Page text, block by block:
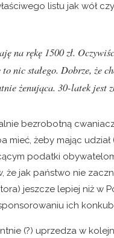
listu jak wół
na rękę 1500 zł.
nic stałego. Dobrze, że
żenująca. 30-latek jest
bezrobotną
żeby mając udział
podatki
że jak państwo nie
jeszcze lepiej niż w
ich
(?) uprzedza w